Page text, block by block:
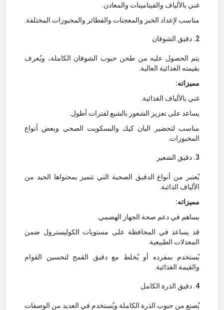
غني بالألياف والفيتامينات والمعادن.
مناسب لإعداد الخبز والمعجنات والفطائر والمخبوزات المختلفة.
2. دقيق الشوفان
يتم الحصول عليه من طحن حبوب الشوفان الكاملة، ويُعرف
بقيمته الغذائية العالية.
مميزاته:
غني بالألياف الغذائية.
يساعد على تعزيز الشعور بالشبع لفترات أطول.
مناسب لتحضير البان كيك والبسكويت الصحي وبعض أنواع
المخبوزات.
3. دقيق الشعير
يُعتبر من أنواع الدقيق الصحية التي تتميز بمحتواها الجيد من
الألياف الذائبة.
مميزاته:
يساهم في دعم صحة الجهاز الهضمي.
قد يساعد في المحافظة على مستويات الكوليسترول ضمن
المعدلات الطبيعية.
يُستخدم بمفرده أو يُخلط مع دقيق القمح لتحسين القوام
والقيمة الغذائية.
4. دقيق الذرة الكامل
يُصنع من حبوب الذرة الكاملة ويُستخدم في العديد من الوصفات